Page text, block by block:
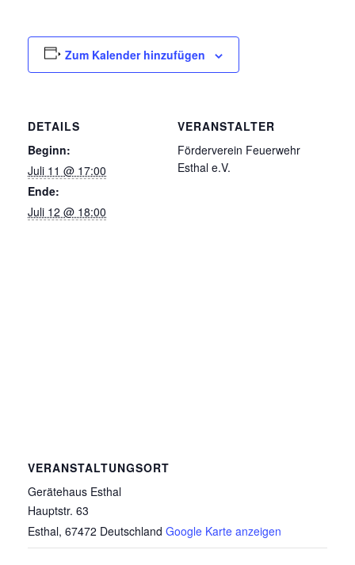
Zum Kalender hinzufügen
DETAILS
Beginn:
Juli 11 @ 17:00
Ende:
Juli 12 @ 18:00
VERANSTALTER
Förderverein Feuerwehr
Esthal e.V.
VERANSTALTUNGSORT
Gerätehaus Esthal
Hauptstr. 63
Esthal, 67472 Deutschland Google Karte anzeigen